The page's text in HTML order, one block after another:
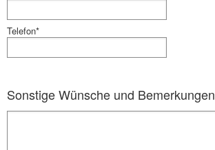
Telefon*
Sonstige Wünsche und Bemerkungen